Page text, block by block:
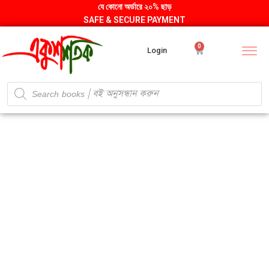
যে কোনো অর্ডারে ২০% ছাড়
SAFE & SECURE PAYMENT
Login 0